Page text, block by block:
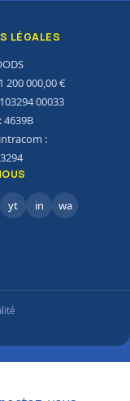
LÉGALES
200 000,00 €
00033
4639B
:
yt in
wa